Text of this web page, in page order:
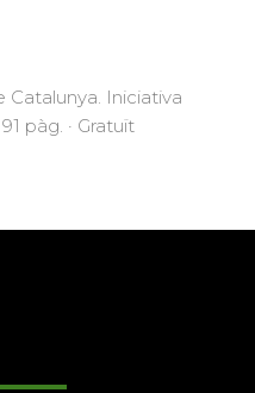
Iniciativa
pàg. · Gratuït